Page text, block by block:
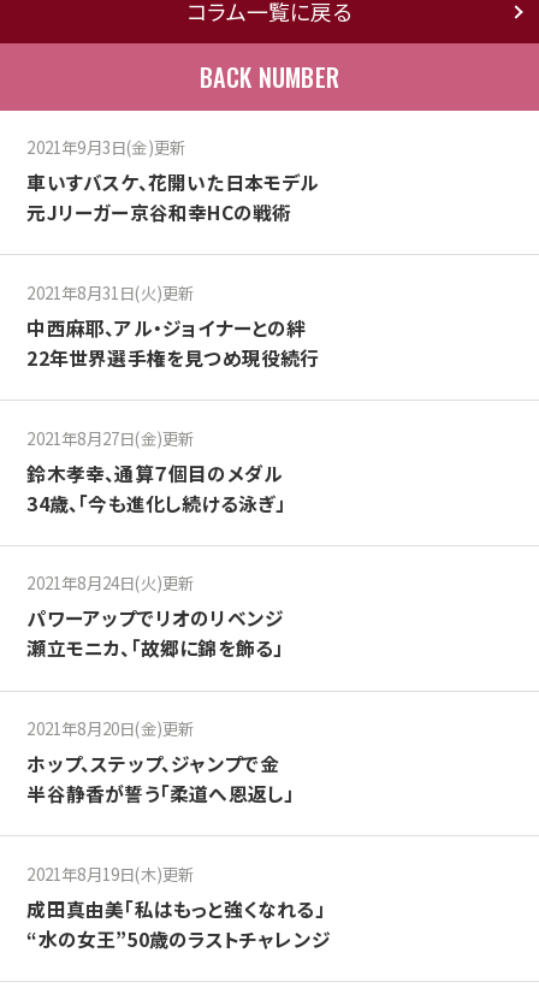
コラム一覧に戻る
BACK NUMBER
2021年9月3日(金)更新
車いすバスケ、花開いた日本モデル
元Jリーガー京谷和幸HCの戦術
2021年8月31日(火)更新
中西麻耶、アル・ジョイナーとの絆
22年世界選手権を見つめ現役続行
2021年8月27日(金)更新
鈴木孝幸、通算７個目のメダル
34歳、「今も進化し続ける泳ぎ」
2021年8月24日(火)更新
パワーアップでリオのリベンジ
瀬立モニカ、「故郷に錦を飾る」
2021年8月20日(金)更新
ホップ、ステップ、ジャンプで金
半谷静香が誓う「柔道へ恩返し」
2021年8月19日(木)更新
成田真由美「私はもっと強くなれる」
“水の女王”50歳のラストチャレンジ